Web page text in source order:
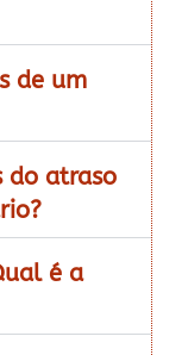
de um
do atraso
é a